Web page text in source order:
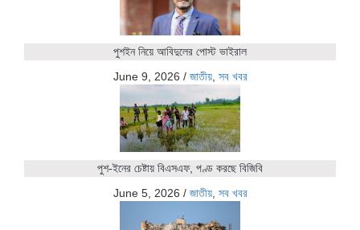
পুশইন নিয়ে আবিদুলের পোস্ট ভাইরাল
June 9, 2026 / জাতীয়, সব খবর
পুশ-ইনের চেষ্টায় বিএসএফ, পণ্ড করছে বিজিবি
June 5, 2026 / জাতীয়, সব খবর